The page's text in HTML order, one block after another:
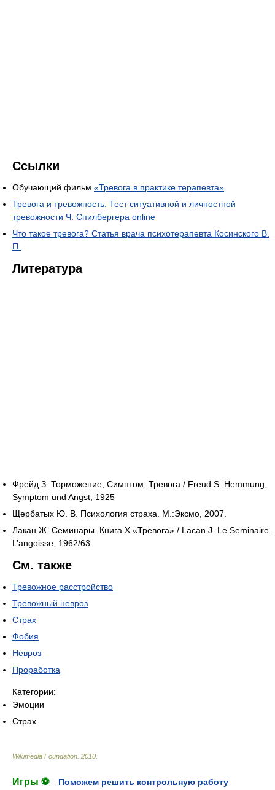
Ссылки
Обучающий фильм «Тревога в практике терапевта»
Тревога и тревожность. Тест ситуативной и личностной
тревожности Ч. Спилбергера online
Что такое тревога? Статья врача психотерапевта Косинского В.
П.
Литература
Фрейд З. Торможение, Симптом, Тревога / Freud S. Hemmung,
Symptom und Angst, 1925
Щербатых Ю. В. Психология страха. М.:Эксмо, 2007.
Лакан Ж. Семинары. Книга X «Тревога» / Lacan J. Le Seminaire.
L’angoisse, 1962/63
См. также
Тревожное расстройство
Тревожный невроз
Страх
Фобия
Невроз
Проработка
Категории:
Эмоции
Страх
Wikimedia Foundation 2010
Игры ⚽
Поможем решить контрольную работу